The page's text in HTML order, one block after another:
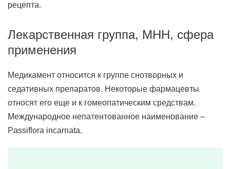
рецепта.
Лекарственная группа, МНН, сфера
применения
Медикамент относится к группе снотворных и
седативных препаратов. Некоторые фармацевты
относят его еще и к гомеопатическим средствам.
Международное непатентованное наименование –
Passiflora incarnata.